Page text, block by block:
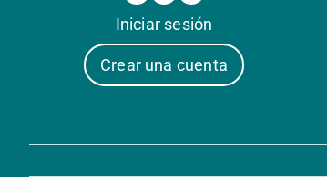
Iniciar sesión
Crear una cuenta